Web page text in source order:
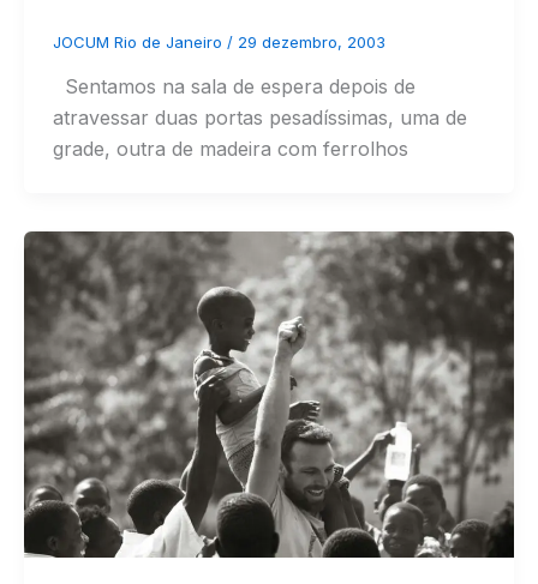
JOCUM Rio de Janeiro / 29 dezembro, 2003
Sentamos na sala de espera depois de
atravessar duas portas pesadíssimas, uma de
grade, outra de madeira com ferrolhos